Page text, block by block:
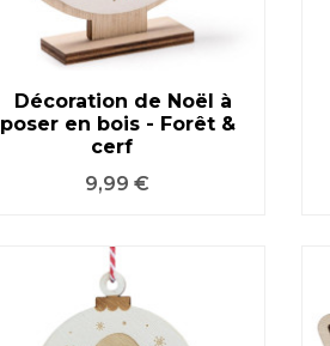
Décoration de Noël à
poser en bois - Forêt &
cerf
Prix
9,99 €
VOIR LE PRODUIT